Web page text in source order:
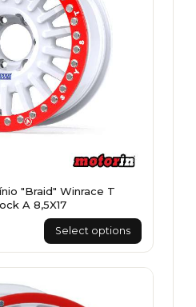
"Braid" Winrace T
A 8,5X17
Select options